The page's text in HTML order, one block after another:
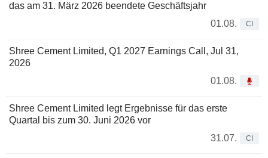
das am 31. März 2026 beendete Geschäftsjahr
01.08.
CI
Shree Cement Limited, Q1 2027 Earnings Call, Jul 31,
2026
01.08.
Shree Cement Limited legt Ergebnisse für das erste
Quartal bis zum 30. Juni 2026 vor
31.07.
CI